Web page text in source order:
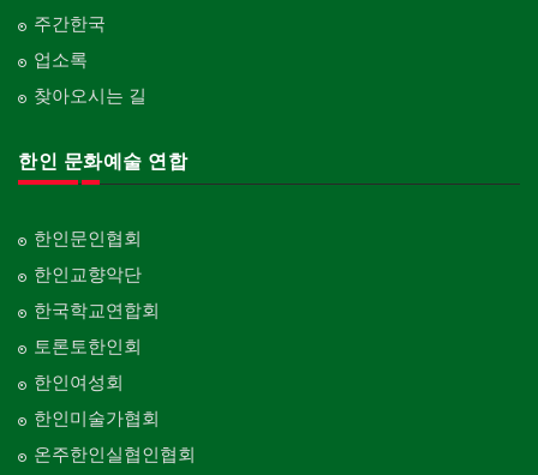
주간한국
업소록
찾아오시는 길
한인 문화예술 연합
한인문인협회
한인교향악단
한국학교연합회
토론토한인회
한인여성회
한인미술가협회
온주한인실협인협회